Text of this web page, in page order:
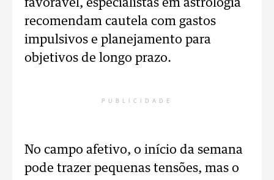
favorável, especialistas em astrologia
recomendam cautela com gastos
impulsivos e planejamento para
objetivos de longo prazo.
PUBLICIDADE
No campo afetivo, o início da semana
pode trazer pequenas tensões, mas o